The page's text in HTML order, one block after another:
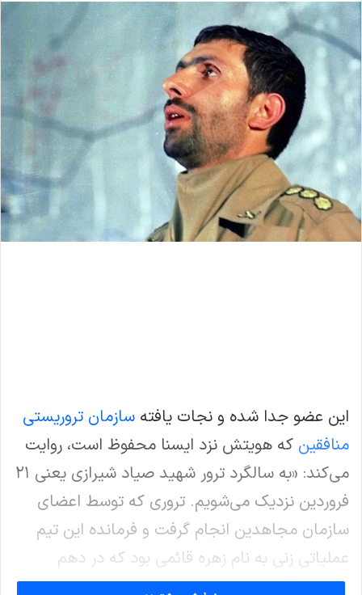
این عضو جدا شده و نجات یافته سازمان تروریستی
منافقین که هویتش نزد ایسنا محفوظ است، روایت
می‌کند: «به سالگرد ترور شهید صیاد شیرازی یعنی ۲۱
فروردین نزدیک می‌شویم. تروری که توسط اعضای
سازمان مجاهدین انجام گرفت و فرمانده این تیم
عملیاتی زنی به نام زهره قائمی بود که در دهم
شهریور ۱۳۹۲ در جریان حمله به اشرف معدوم شد و